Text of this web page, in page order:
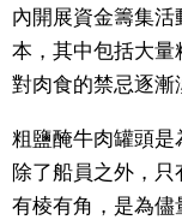
內開展資金籌集活
本，其中包括大量
對肉食的禁忌逐漸
粗鹽醃牛肉罐頭
除了船員之外，
有棱有角，是為儘